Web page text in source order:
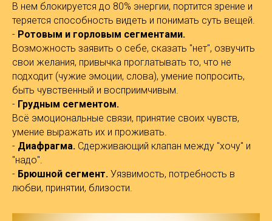
В нем блокируется до 80% энергии, портится зрение и
теряется способность видеть и понимать суть вещей.
- Ротовым и горловым сегментами.
Возможность заявить о себе, сказать "нет", озвучить
свои желания, привычка проглатывать то, что не
подходит (чужие эмоции, слова), умение попросить,
быть чувственный и восприимчивым.
- Грудным сегментом.
Всё эмоциональные связи, принятие своих чувств,
умение выражать их и проживать.
- Диафрагма. Сдерживающий клапан между "хочу" и
"надо".
- Брюшной сегмент. Уязвимость, потребность в
любви, принятии, близости.